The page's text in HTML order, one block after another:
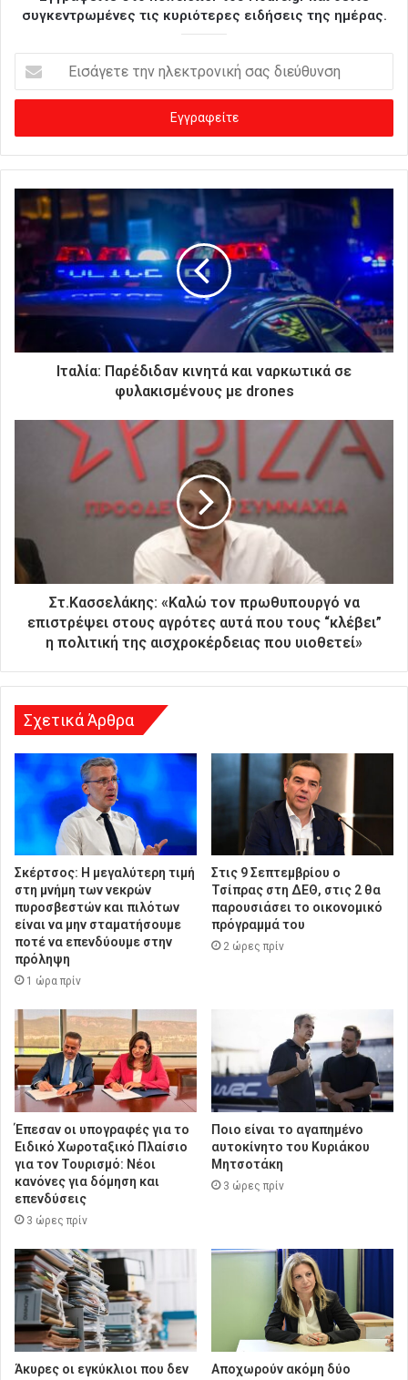
συγκεντρωμένες τις κυριότερες ειδήσεις της ημέρας.
σ
γ
ε
τ
η
ν
λ
ε
τ
δ
ι
σ
Ιταλία: Παρέδιδαν κινητά και ναρκωτικά σε
φυλακισμένους με drones
Στ.Κασσελάκης: «Καλώ τον πρωθυπουργό να
επιστρέψει στους αγρότες αυτά που τους “κλέβει”
η πολιτική της αισχροκέρδειας που υιοθετεί»
Σχετικά Άρθρα
Σκέρτσος: Η μεγαλύτερη τιμή
στη μνήμη των νεκρών
πυροσβεστών και πιλότων
είναι να μην σταματήσουμε
ποτέ να επενδύουμε στην
πρόληψη
1 ώρα πρίν
Στις 9 Σεπτεμβρίου ο
Τσίπρας στη ΔΕΘ, στις 2 θα
παρουσιάσει το οικονομικό
πρόγραμμά του
2 ώρες πρίν
Έπεσαν οι υπογραφές για το
Ειδικό Χωροταξικό Πλαίσιο
για τον Τουρισμό: Νέοι
κανόνες για δόμηση και
επενδύσεις
3 ώρες πρίν
Ποιο είναι το αγαπημένο
αυτοκίνητο του Κυριάκου
Μητσοτάκη
3 ώρες πρίν
Άκυρες οι εγκύκλιοι που δεν
Αποχωρούν ακόμη δύο